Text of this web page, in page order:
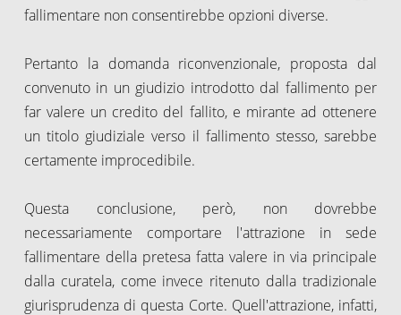
fallimentare non consentirebbe opzioni diverse.
Pertanto la domanda riconvenzionale, proposta dal
convenuto in un giudizio introdotto dal fallimento per
far valere un credito del fallito, e mirante ad ottenere
un titolo giudiziale verso il fallimento stesso, sarebbe
certamente improcedibile.
Questa conclusione, però, non dovrebbe
necessariamente comportare l'attrazione in sede
fallimentare della pretesa fatta valere in via principale
dalla curatela, come invece ritenuto dalla tradizionale
giurisprudenza di questa Corte. Quell'attrazione, infatti,